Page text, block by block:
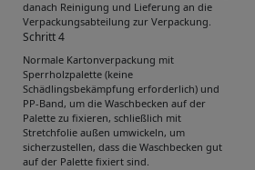
danach Reinigung und Lieferung an die
Verpackungsabteilung zur Verpackung.
Schritt 4
Normale Kartonverpackung mit
Sperrholzpalette (keine
Schädlingsbekämpfung erforderlich) und
PP-Band, um die Waschbecken auf der
Palette zu fixieren, schließlich mit
Stretchfolie außen umwickeln, um
sicherzustellen, dass die Waschbecken gut
auf der Palette fixiert sind.
Catalogue
your contact information,the